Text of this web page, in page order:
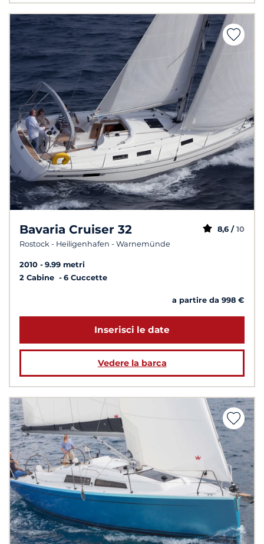
Bavaria Cruiser 32
Rostock - Heiligenhafen - Warnemünde
8,6 / 10
2010
9.99 metri
2 Cabine
6 Cuccette
a partire da 998 €
Inserisci le date
Vedere la barca